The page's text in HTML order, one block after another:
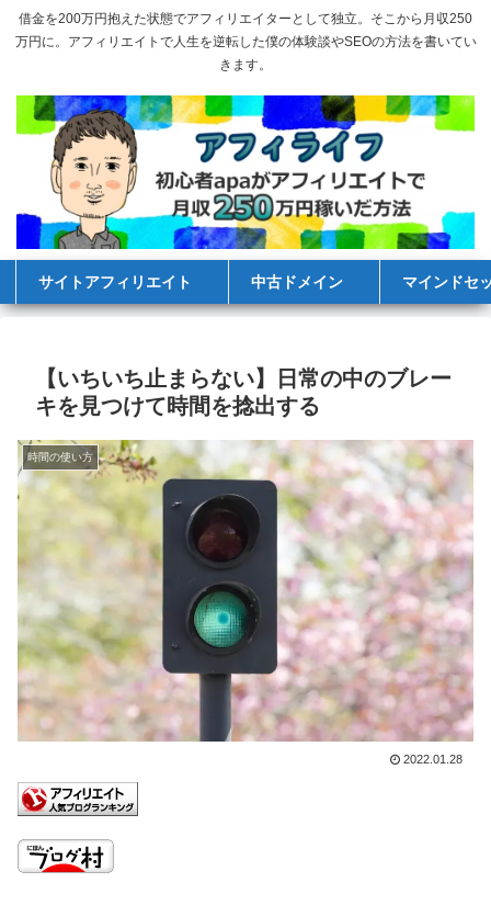
借金を200万円抱えた状態でアフィリエイターとして独立。そこから月収250
万円に。アフィリエイトで人生を逆転した僕の体験談やSEOの方法を書いてい
きます。
サイトアフィリエイト 中古ドメイン マインドセ
【いちいち止まらない】日常の中のブレー
キを見つけて時間を捻出する
時間の使い方
2022.01.28